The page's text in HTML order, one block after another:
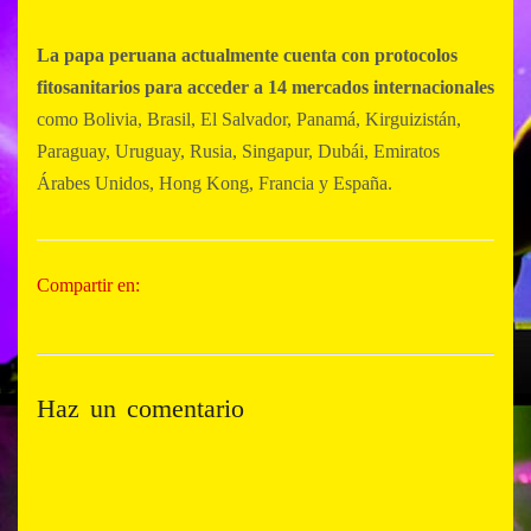
La papa peruana actualmente cuenta con protocolos
fitosanitarios para acceder a 14 mercados internacionales
como Bolivia, Brasil, El Salvador, Panamá, Kirguizistán,
Paraguay, Uruguay, Rusia, Singapur, Dubái, Emiratos
Árabes Unidos, Hong Kong, Francia y España.
Compartir en:
Haz un comentario